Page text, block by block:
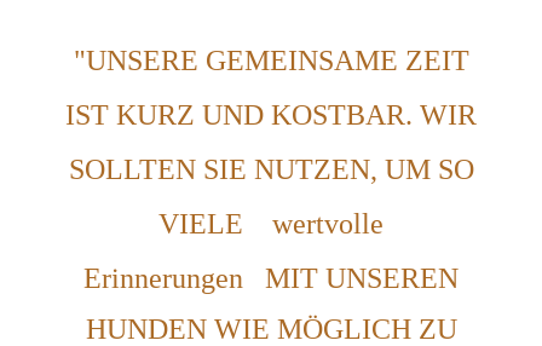
"UNSERE GEMEINSAME ZEIT
IST KURZ UND KOSTBAR. WIR
SOLLTEN SIE NUTZEN, UM SO
VIELE
wertvolle
Erinnerungen
MIT UNSEREN
HUNDEN WIE MÖGLICH ZU